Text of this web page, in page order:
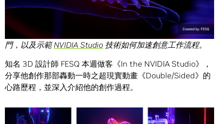
In the NVIDIA Studio》週刊系列，
NVIDIA
每週介紹一名精選特色藝術家、提供創意技巧和竅
門，以及示範 NVIDIA Studio 技術如何加速創意工作流程。
知名 3D 設計師 FESQ 本週做客《In the NVIDIA Studio》，
分享他創作那部轟動一時之超現實動畫《Double/Sided》的
心路歷程，並深入介紹他的創作過程。